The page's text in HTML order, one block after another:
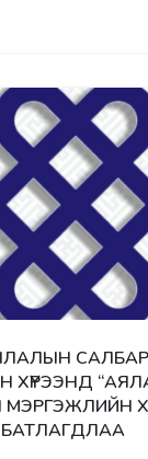
ХҮРЭЭНД